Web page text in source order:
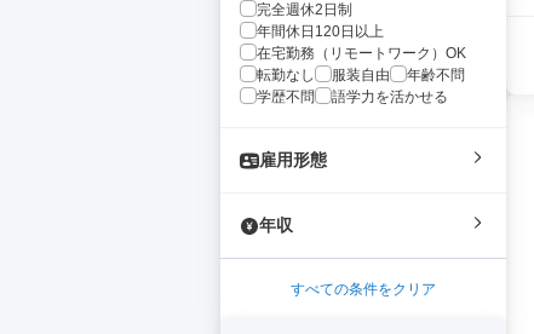
完全週休2日制
年間休日120日以上
在宅勤務（リモートワーク）OK
転勤なし
服装自由
年齢不問
学歴不問
語学力を活かせる
雇用形態
年収
すべての条件をクリア